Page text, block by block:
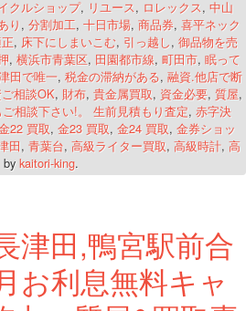
クルショップ, リユース, ロレックス, 中山
り , 分割加工, 十日市場, 商品券, 喜平ネック
, 床下にしまいこむ, 引っ越し, 御品物を売
, 横浜市青葉区, 田園都市線, 町田市, 眠って
田で唯一, 税金の滞納がある, 融資.他店で断
相談OK, 財布, 貴金属買取, 資金必要, 質屋,
相談下さい!。 生前見積もり査定, 赤字決
22 買取, 金23 買取, 金24 買取, 金券ショッ
田, 青葉台, 高級ライター買取, 高級時計, 高
bykaitori-king.
津田,鴨宮駅前合
お利息無料キャ